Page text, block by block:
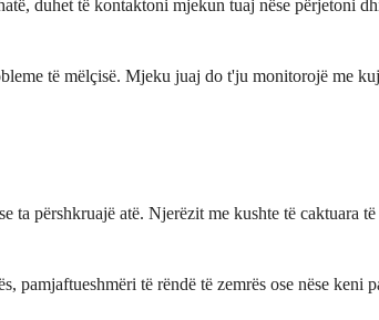
duhet të kontaktoni mjekun tuaj nëse përjetoni
të mëlçisë. Mjeku juaj do t'ju monitorojë me
përshkruajë atë. Njerëzit me kushte të caktuara
pamjaftueshmëri të rëndë të zemrës ose nëse keni